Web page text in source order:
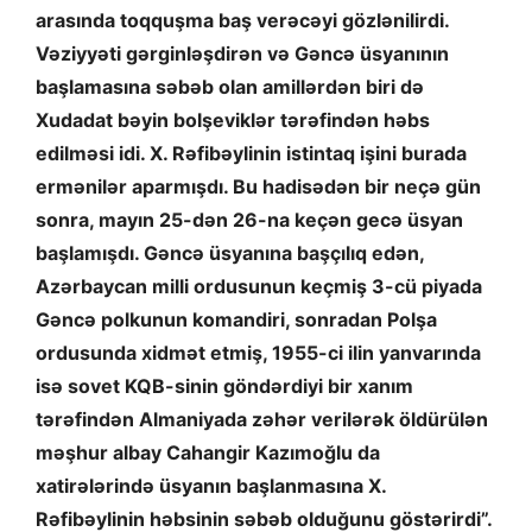
arasında toqquşma baş verəcəyi gözlənilirdi.
Vəziyyəti gərginləşdirən və Gəncə üsyanının
başlamasına səbəb olan amillərdən biri də
Xudadat bəyin bolşeviklər tərəfindən həbs
edilməsi idi. X. Rəfibəylinin istintaq işini burada
ermənilər aparmışdı. Bu hadisədən bir neçə gün
sonra, mayın 25-dən 26-na keçən gecə üsyan
başlamışdı. Gəncə üsyanına başçılıq edən,
Azərbaycan milli ordusunun keçmiş 3-cü piyada
Gəncə polkunun komandiri, sonradan Polşa
ordusunda xidmət etmiş, 1955-ci ilin yanvarında
isə sovet KQB-sinin göndərdiyi bir xanım
tərəfindən Almaniyada zəhər verilərək öldürülən
məşhur albay Cahangir Kazımoğlu da
xatirələrində üsyanın başlanmasına X.
Rəfibəylinin həbsinin səbəb olduğunu göstərirdi”.